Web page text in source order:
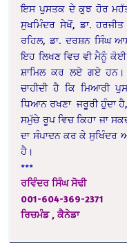
ਇਸ ਪੁਸਤਕ ਦੇ ਕੁਝ ਹੋਰ
ਸੁਖਮਿੰਦਰ ਸੇਖੋਂ, ਡਾ.
ਰਹਿਲ, ਡਾ. ਦਰਸ਼ਨ ਸਿੰਘ
ਇਹ ਲਿਖਣ ਵਿਚ ਵੀ ਮੈਨੂੰ
ਸ਼ਾਮਿਲ ਕਰ ਲਏ ਗਏ
ਚਾਹੀਦੀ ਹੈ ਕਿ ਮਿਆਰੀ
ਧਿਆਨ ਰਖਣਾ ਜਰੂਰੀ ਹੁੰਦਾ
ਸਮੁੱਚੇ ਰੂਪ ਵਿਚ ਕਿਹਾ ਜਾ
ਦਾ ਸੰਪਾਦਨ ਕਰ ਕੇ ਸੁਖਿੰਦਰ
ਹੈ।
***
ਰਵਿੰਦਰ ਸਿੰਘ ਸੋਢੀ
001-604-369-2371
ਰਿਚਮੰਡ , ਕੈਨੇਡਾ